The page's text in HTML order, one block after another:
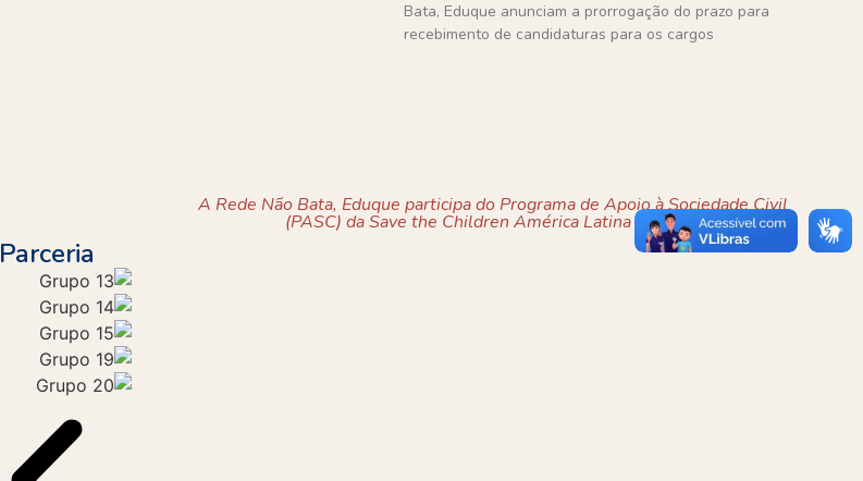
Bata, Eduque anunciam a prorrogação do prazo para
recebimento de candidaturas para os cargos
Parceria
A Rede Não Bata, Eduque participa do Programa de Apoio à Sociedade Civil
(PASC) da Save the Children América Latina e Caribe